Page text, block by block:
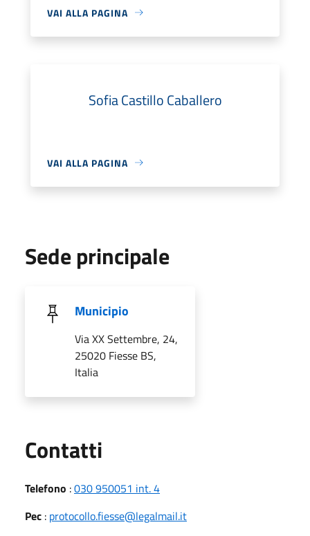
VAI ALLA PAGINA
Sofia Castillo Caballero
VAI ALLA PAGINA
Sede principale
Municipio
Via XX Settembre, 24,
25020 Fiesse BS,
Italia
Contatti
Telefono :030 950051 int. 4
Pec : protocollo.fiesse@legalmail.it